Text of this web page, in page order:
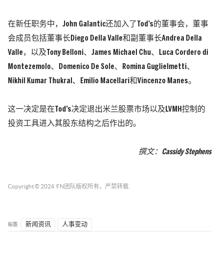
在新任职务中， John Galantic还加入了Tod’s的董事会，董事
会成员包括董事长Diego Della Valle和副董事长Andrea Della
Valle，以及Tony Belloni、James Michael Chu、Luca Cordero di
Montezemolo、Domenico De Sole、Romina Guglielmetti、
Nikhil Kumar Thukral、Emilio Macellari和Vincenzo Manes。
这一决定是在Tod’s决定退出米兰股票市场以及LVMH控制的
投资工具进入其股东结构之后作出的。
撰文：Cassidy Stephens
Copyright © 2024 FN团队 版权所有，严禁转载.
标签 : 新闻资讯 人事变动